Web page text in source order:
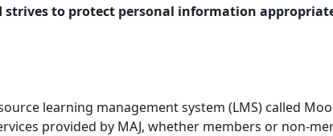
strives to protect personal information
learning management system (LMS) called
provided by MAJ, whether members or non-